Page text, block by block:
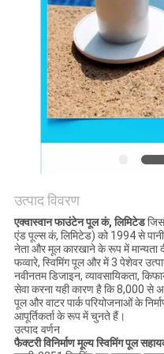
साइटमैप
PRIVACY
POLICY
उत्पाद विवरण
एक्वास्वान फाउंटेन पूल कं, लिमिटेड
एंड पूल्स कं, लिमिटेड) को 1994 से
नेता और मूल कारखाने के रूप में मान्यता
फव्वारे, स्विमिंग पूल और में 3 पेशेवर
नवीनतम डिजाइन, व्यावसायिकता,
सेवा करना यही कारण है कि 8,000 से
पूल और वाटर पार्क परियोजनाओं के
आपूर्तिकर्ता के रूप में चुनते हैं।
उत्पाद वर्णन
फैक्टरी विनिर्माण मूल्य स्विमिंग पूल